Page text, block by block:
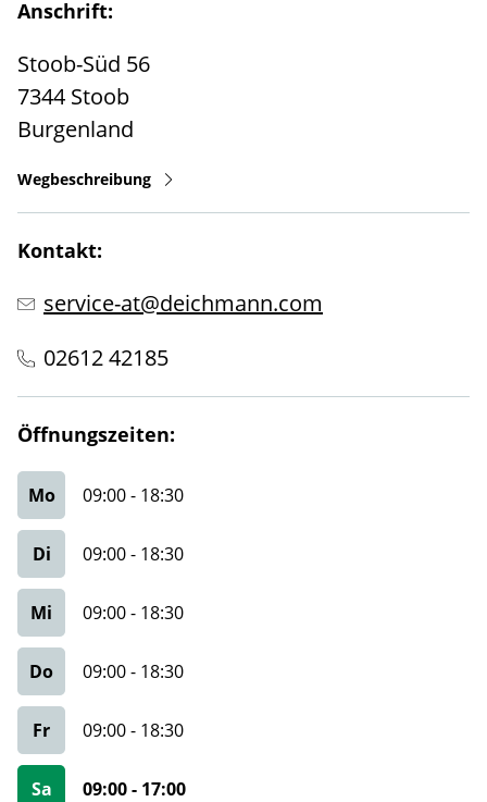
Anschrift:
Stoob-Süd 56
7344 Stoob
Burgenland
Wegbeschreibung
Kontakt:
service-at@deichmann.com
02612 42185
Öffnungszeiten:
Mo 09:00- 18:30
Di 09:00- 18:30
Mi 09:00- 18:30
Do 09:00- 18:30
Fr 09:00- 18:30
Sa 09:00- 17:00